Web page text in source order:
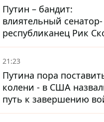
Путин – бандит:
влиятельный сенатор-
республиканец Рик
призвал Конгресс
РФ к ответственности
21:23
Путина пора
колени - в США
путь к завершению
National Security